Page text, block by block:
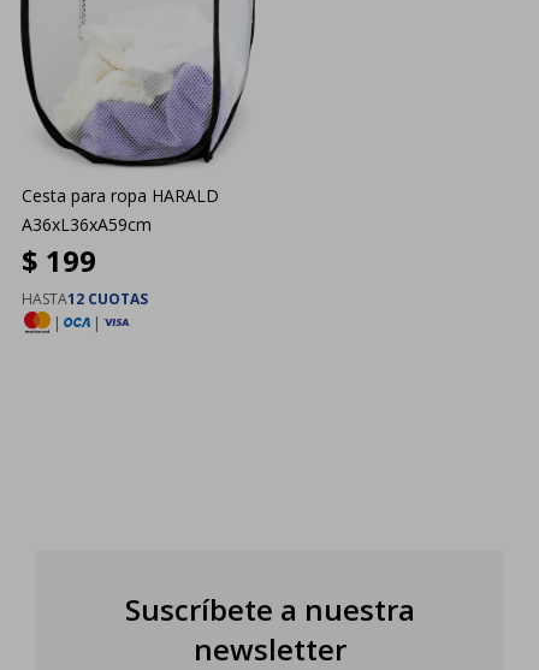
Cesta para ropa HARALD
A36xL36xA59cm
$ 199
HASTA12 CUOTAS
|
|
Suscríbete a nuestra
newsletter